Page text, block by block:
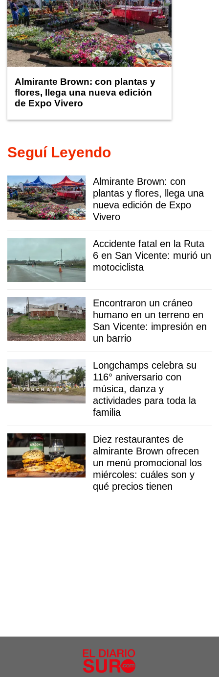
Almirante Brown: con plantas y
flores, llega una nueva edición
de Expo Vivero
Seguí Leyendo
Almirante Brown: con
plantas y flores, llega una
nueva edición de Expo
Vivero
Accidente fatal en la Ruta
6 en San Vicente: murió un
motociclista
Encontraron un cráneo
humano en un terreno en
San Vicente: impresión en
un barrio
Longchamps celebra su
116° aniversario con
música, danza y
actividades para toda la
familia
Diez restaurantes de
almirante Brown ofrecen
un menú promocional los
miércoles: cuáles son y
qué precios tienen